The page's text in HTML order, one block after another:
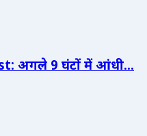
अगले 9 घंटों में आंधी...